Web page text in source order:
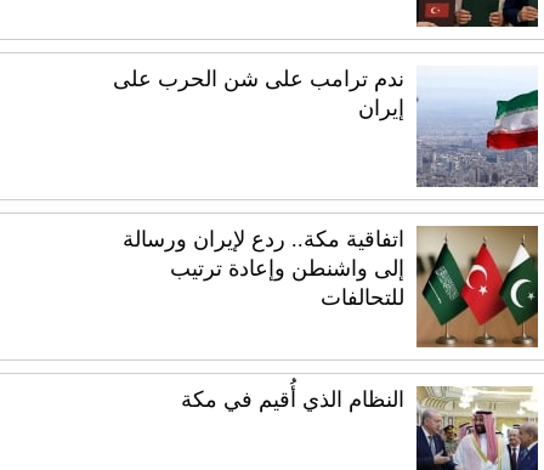
ندم ترامب على شن الحرب على
إيران
اتفاقية مكة.. ردع لإيران ورسالة
إلى واشنطن وإعادة ترتيب
للتحالفات
النظام الذي أُقيم في مكة